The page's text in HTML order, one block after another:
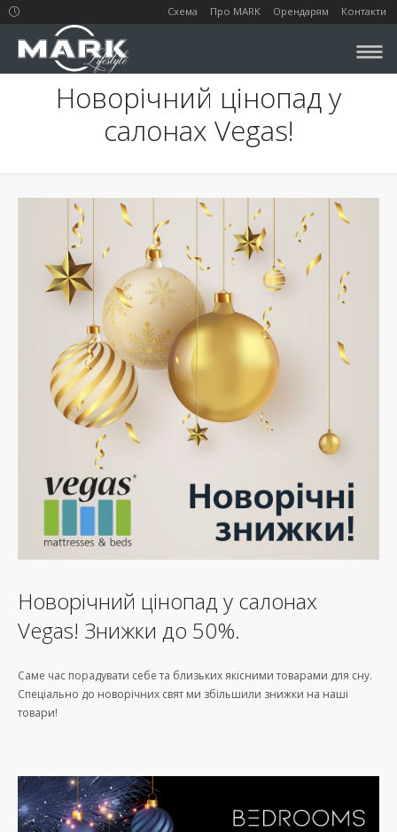
Схема Про MARK Орендарям Контакти
Новорічний цінопад у
салонах Vegas!
Новорічний цінопад у салонах
Vegas! Знижки до 50%.
Саме час порадувати себе та близьких якісними товарами для сну.
Спеціально до новорічних свят ми збільшили знижки на наші
товари!